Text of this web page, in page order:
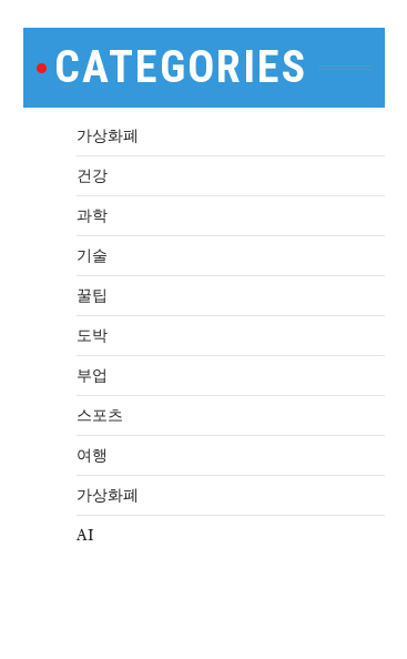
CATEGORIES
가상화폐
건강
과학
기술
꿀팁
도박
부업
스포츠
여행
가상화폐
AI